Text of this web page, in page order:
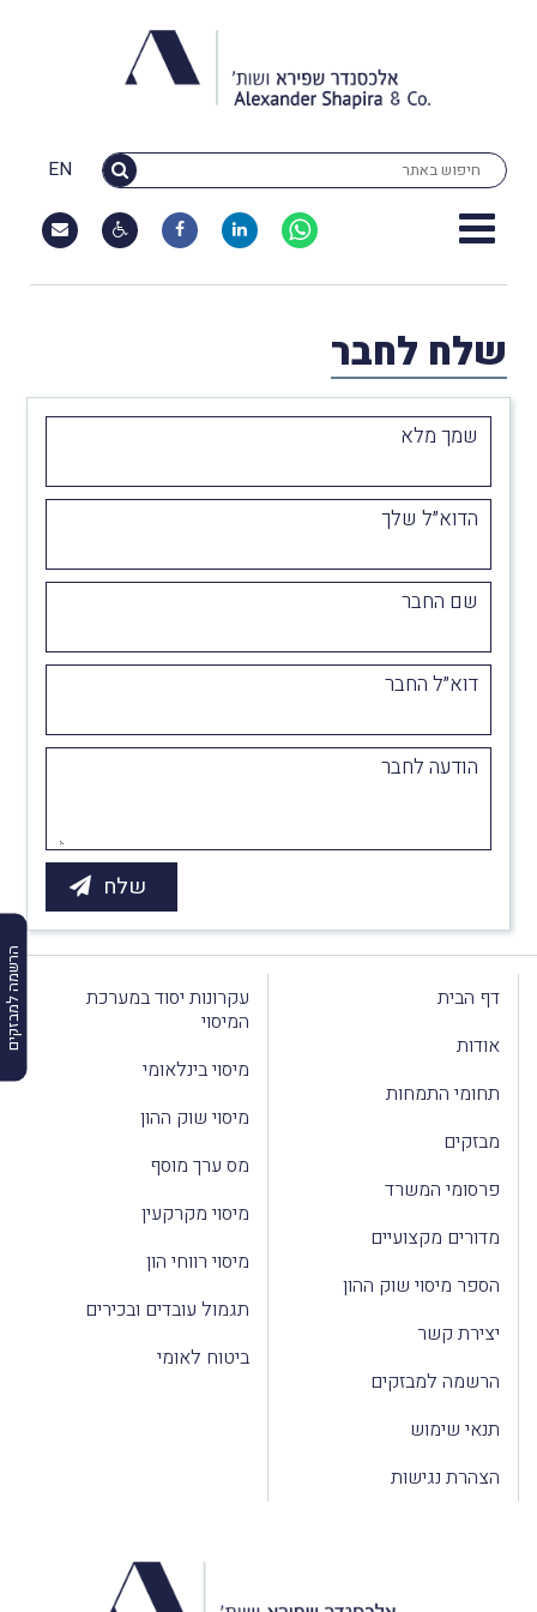
EN
הרשמה למבזקים
שלח לחבר
שמך מלא
הדוא״ל שלך
שם החבר
דוא״ל החבר
הודעה לחבר
דף הבית
אודות
תחומי התמחות
מבזקים
פרסומי המשרד
מדורים מקצועיים
הספר מיסוי שוק ההון
יצירת קשר
הרשמה למבזקים
תנאי שימוש
הצהרת נגישות
עקרונות יסוד במערכת
המיסוי
מיסוי בינלאומי
מיסוי שוק ההון
מס ערך מוסף
מיסוי מקרקעין
מיסוי רווחי הון
תגמול עובדים ובכירים
ביטוח לאומי